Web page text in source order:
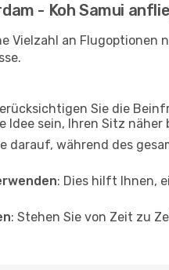
- Koh Samui
an Flugoptionen
Sie die
Idee sein, Ihren Sitz
darauf, während des
: Dies hilft Ihnen,
: Stehen Sie von Zeit zu